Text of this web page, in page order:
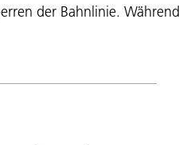
der Bahnlinie.